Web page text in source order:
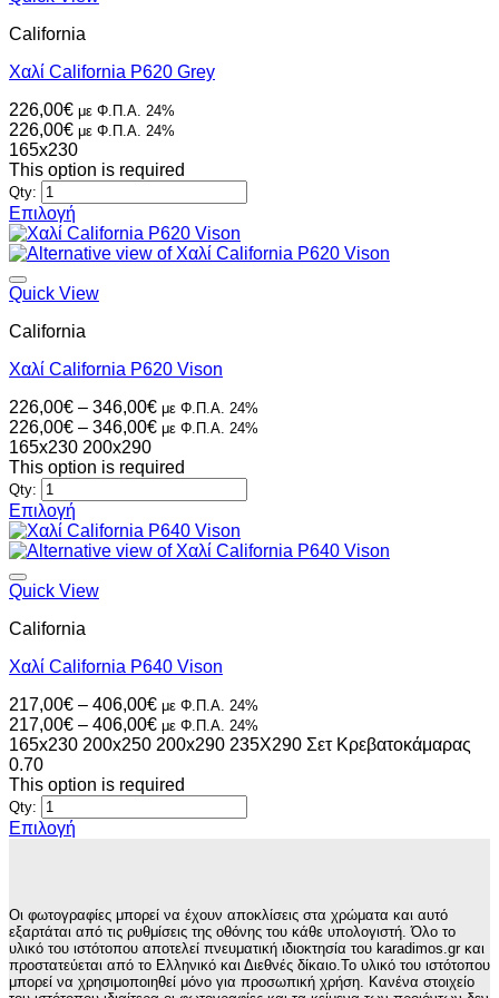
παραλλαγές.
επιλογές
να
επιλεγούν
στη
σελίδα
του
προϊόντος
California
Χαλί California P620 Grey
226,00€ με Φ.Π.Α. 24%
226,00€ με Φ.Π.Α. 24%
165x230
This option is required
Qty:
Επιλογή
Αυτό
το
προϊόν
έχει
παραλλαγές.
επιλογές
να
επιλεγούν
στη
σελίδα
του
προϊόντος
Quick View
California
Χαλί California P620 Vison
226,00€ – 346,00€Price
range:
through
με Φ.Π.Α. 24%
226,00€ – 346,00€Price
226,00€
346,00€
με Φ.Π.Α. 24%
165x230 200x290
This option is required
Qty:
Επιλογή
Αυτό
το
προϊόν
έχει
παραλλαγές.
επιλογές
να
επιλεγούν
στη
σελίδα
του
προϊόντος
Quick View
California
Χαλί California P640 Vison
217,00€ – 406,00€Price
range:
217,00€
406,00€
με Φ.Π.Α. 24%
217,00€ – 406,00€Price
range:
through
με Φ.Π.Α. 24%
165x230 200x250 200x290 235X290 Σετ Κρεβατοκάμαρας
0.70
This option is required
Qty:
Επιλογή
έχει
πολλαπλές
παραλλαγές.
Οι
επιλογές
Οι φωτογραφίες μπορεί να έχουν αποκλίσεις στα χρώματα και αυτό
εξαρτάται από τις ρυθμίσεις της οθόνης του κάθε υπολογιστή. Όλο το
υλικό του ιστότοπου αποτελεί πνευματική ιδιοκτησία του karadimos.gr και
προστατεύεται από το Ελληνικό και Διεθνές δίκαιο.Το υλικό του ιστότοπου
μπορεί να χρησιμοποιηθεί μόνο για προσωπική χρήση. Κανένα στοιχείο